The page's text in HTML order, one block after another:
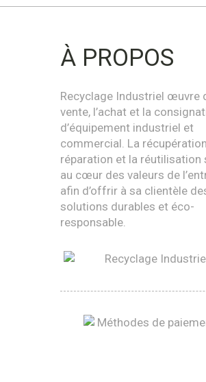
À PROPOS
Recyclage Industriel œuvre
vente, l’achat et la
d’équipement industriel et
commercial. La
réparation et la réutilisation
au cœur des valeurs de
afin d’offrir à sa clientèle
solutions durables et éco-
responsable.